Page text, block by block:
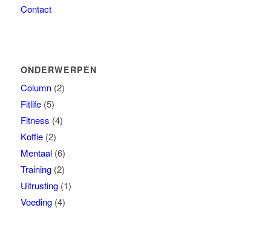
Contact
ONDERWERPEN
Column(2)
Fitlife(5)
Fitness (4)
Koffie(2)
Mentaal(6)
Training(2)
Uitrusting(1)
Voeding(4)